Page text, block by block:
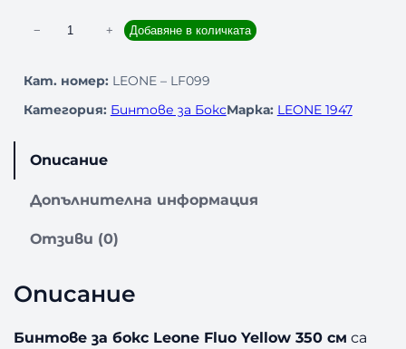
ч
т
о
и
т
− + Добавяне в количката
Кат. номер: LEONE – LF099
Категория: Бинтове за БоксМарка: LEONE 1947
Описание
Допълнителна информация
Отзиви (0)
Описание
Бинтове за бокс Leone Fluo Yellow 350 см са